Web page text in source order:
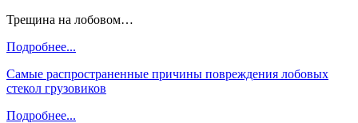
Трещина на лобовом…
Подробнее...
Самые распространенные причины повреждения лобовых
стекол грузовиков
Подробнее...